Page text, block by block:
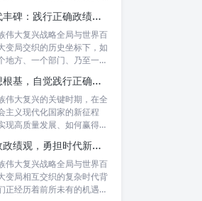
铸就时代丰碑：践行正确政绩观，实干笃行显作为
伟大复兴战略全局与世界百
变局交织的历史坐标下，如
地方、一个部门、乃至一名
筑牢思想根基，自觉践行正确政绩观：以实绩赢得民心，以担当开创未来
伟大复兴的关键时期，在全
主义现代化国家的新征程
现高质量发展、如何赢得人
端正从政政绩观，勇担时代新使命：新征程上的责任与担当
伟大复兴战略全局与世界百
变局相互交织的复杂时代背
正经历着前所未有的机遇与